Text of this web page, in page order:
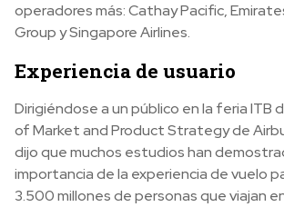
operadores más: Cathay Pacific,
Group y Singapore Airlines.
Experiencia de usuario
Dirigiéndose a un público en la feria ITB
of Market and Product Strategy de
dijo que muchos estudios han
importancia de la experiencia de vuelo
3.500 millones de personas que viajan